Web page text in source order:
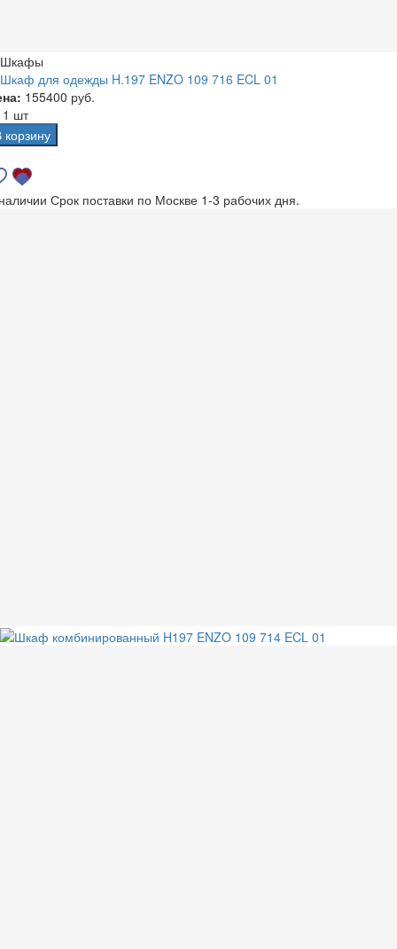
Шкафы
Шкаф для одежды H.197 ENZO 109 716 ECL 01
155400 руб.
1 шт
корзину
Срок поставки по Москве 1-3 рабочих дня.